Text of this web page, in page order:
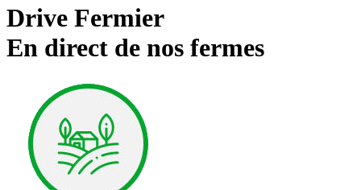
Drive Fermier
En direct de nos fermes